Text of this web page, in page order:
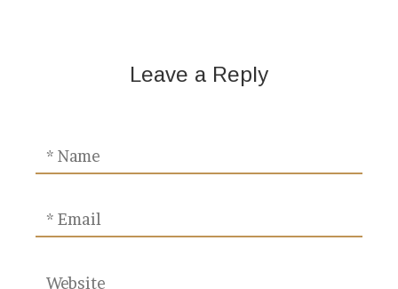
Leave a Reply